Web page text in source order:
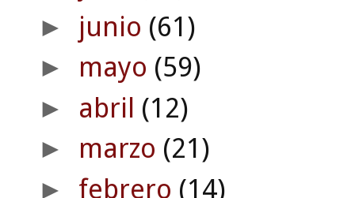
► junio (61)
► mayo (59)
► abril (12)
► marzo (21)
► febrero (14)